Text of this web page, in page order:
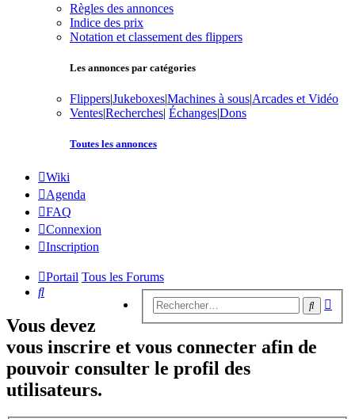
Règles des annonces
Indice des prix
Notation et classement des flippers
Les annonces par catégories
Flippers|Jukeboxes|Machines à sous|Arcades et Vidéo
Ventes|Recherches| Échanges|Dons
Toutes les annonces
Wiki
Agenda
FAQ
Connexion
Inscription
Portail Tous les Forums
Rechercher
Vous devez
vous inscrire et vous connecter afin de
pouvoir consulter le profil des
utilisateurs.